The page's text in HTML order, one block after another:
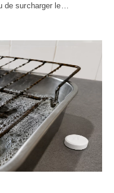
de surcharger le…